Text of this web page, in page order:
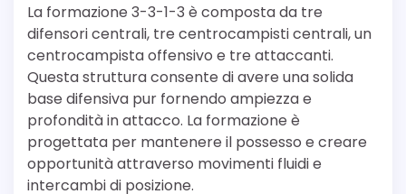
La formazione 3-3-1-3 è composta da tre
difensori centrali, tre centrocampisti centrali, un
centrocampista offensivo e tre attaccanti.
Questa struttura consente di avere una solida
base difensiva pur fornendo ampiezza e
profondità in attacco. La formazione è
progettata per mantenere il possesso e creare
opportunità attraverso movimenti fluidi e
intercambi di posizione.